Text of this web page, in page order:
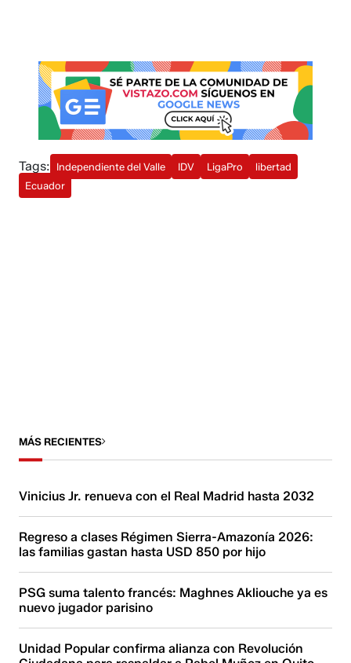
Tags: Independiente del Valle IDV LigaPro
libertad
Ecuador
MÁS RECIENTES
Vinicius Jr. renueva con el Real Madrid hasta 2032
Regreso a clases Régimen Sierra-Amazonía 2026:
las familias gastan hasta USD 850 por hijo
PSG suma talento francés: Maghnes Akliouche ya es
nuevo jugador parisino
Unidad Popular confirma alianza con Revolución